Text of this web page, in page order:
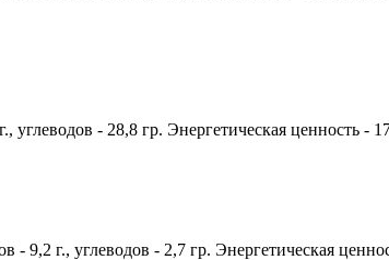
- 28,8 гр. Энергетическая ценность -
9,2 г., углеводов - 2,7 гр. Энергетическая